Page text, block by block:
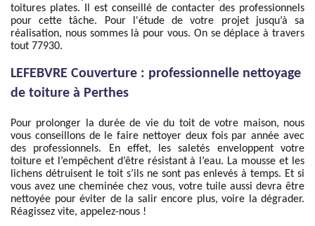
toitures plates. Il est conseillé de contacter des professionnels
pour cette tâche. Pour l'étude de votre projet jusqu’à sa
réalisation, nous sommes là pour vous. On se déplace à travers
tout 77930.
LEFEBVRE Couverture : professionnelle nettoyage
de toiture à Perthes
Pour prolonger la durée de vie du toit de votre maison, nous
vous conseillons de le faire nettoyer deux fois par année avec
des professionnels. En effet, les saletés enveloppent votre
toiture et l’empêchent d’être résistant à l’eau. La mousse et les
lichens détruisent le toit s’ils ne sont pas enlevés à temps. Et si
vous avez une cheminée chez vous, votre tuile aussi devra être
nettoyée pour éviter de la salir encore plus, voire la dégrader.
Réagissez vite, appelez-nous !